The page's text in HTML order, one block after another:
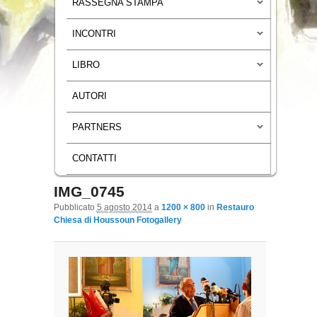
RASSEGNA STAMPA
INCONTRI
LIBRO
AUTORI
PARTNERS
CONTATTI
Navigazione immagini
IMG_0745
Pubblicato 5 agosto 2014a 1200 × 800in Restauro
Chiesa di Houssoun Fotogallery